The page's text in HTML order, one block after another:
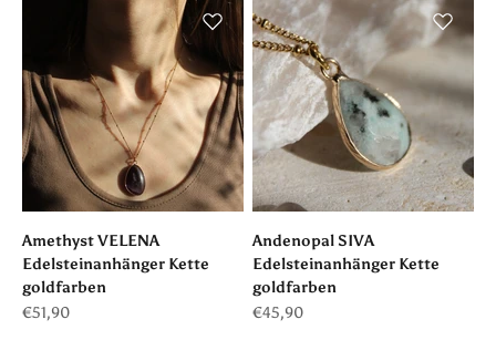
Amethyst VELENA
Edelsteinanhänger Kette
goldfarben
Angebot
€51,90
Andenopal SIVA
Edelsteinanhänger Kette
goldfarben
Angebot
€45,90